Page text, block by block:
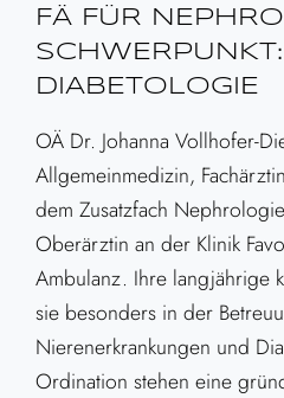
FÄ FÜR
SCHWERPUNKT:
DIABETOLOGIE
OÄ Dr. Johanna Vollhofer-
Allgemeinmedizin,
dem Zusatzfach
Oberärztin an der Klinik
Ambulanz. Ihre langjährige
sie besonders in der
Nierenerkrankungen und
Ordination stehen eine